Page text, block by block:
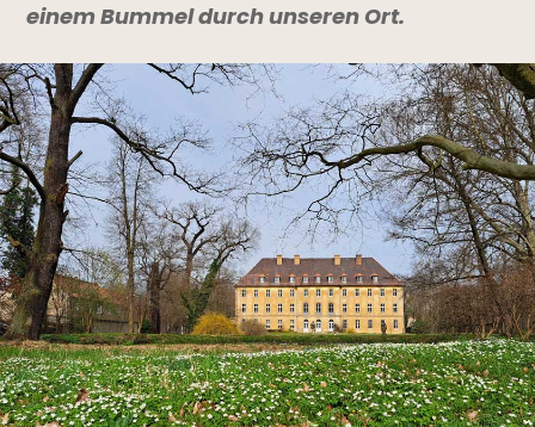
einem Bummel durch unseren Ort.